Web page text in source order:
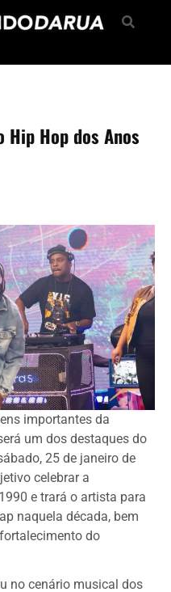
Hip Hop dos Anos
importantes da
um dos destaques do
25 de janeiro de
celebrar a
e trará o artista para
naquela década, bem
do
no cenário musical dos